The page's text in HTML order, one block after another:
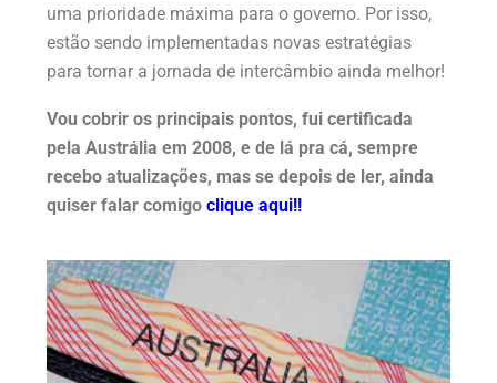
uma prioridade máxima para o governo. Por isso,
estão sendo implementadas novas estratégias
para tornar a jornada de intercâmbio ainda melhor!
Vou cobrir os principais pontos, fui certificada
pela Austrália em 2008, e de lá pra cá, sempre
recebo atualizações, mas se depois de ler, ainda
quiser falar comigo clique aqui!!